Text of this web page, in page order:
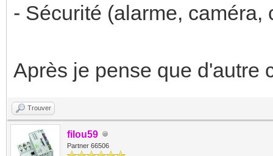
- Sécurité (alarme, caméra,
Après je pense que d'autre
Trouver
filou59
Partner 66506